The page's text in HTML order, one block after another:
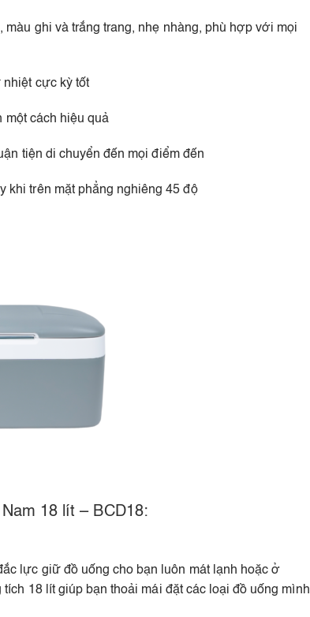
ghi và trắng trang, nhẹ nhàng, phù hợp với mọi
nhiệt cực kỳ tốt
một cách hiệu quả
tiện di chuyển đến mọi điểm đến
khi trên mặt phẳng nghiêng 45 độ
18 lít – BCD18:
lực giữ đồ uống cho bạn luôn mát lạnh hoặc ở
18 lít giúp bạn thoải mái đặt các loại đồ uống mình